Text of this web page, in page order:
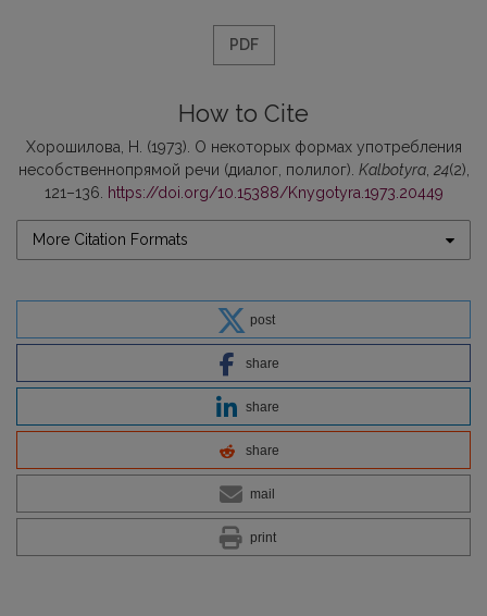
PDF
How to Cite
Хорошилова, Н. (1973). О некоторых формах употребления
несобственно­прямой речи (диалог, полилог). Kalbotyra, 24(2),
121–136.
https://doi.org/10.15388/Knygotyra.1973.20449
More Citation Formats
post
share
share
share
mail
print